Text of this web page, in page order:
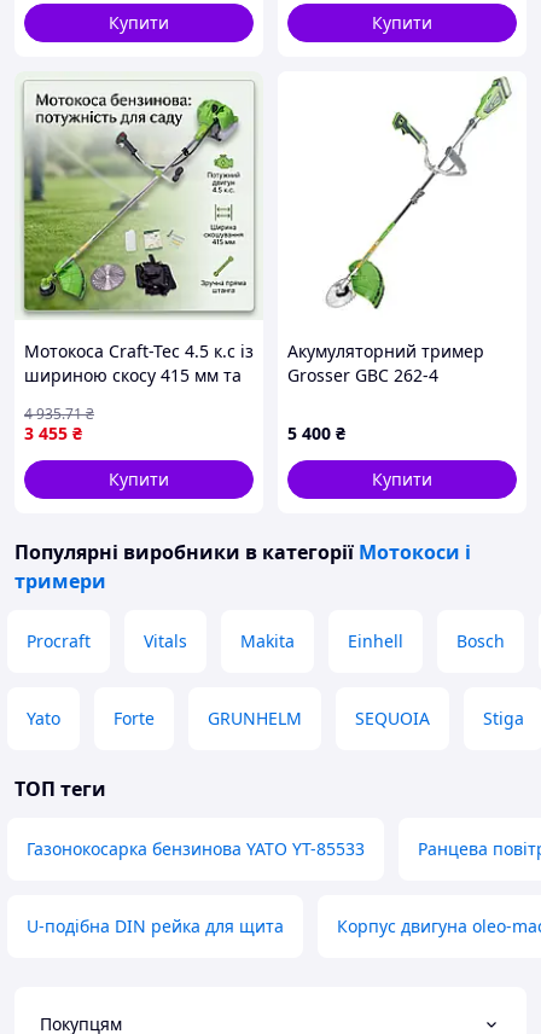
Купити
Купити
Мотокоса Craft-Tec 4.5 к.с із
шириною скосу 415 мм та
9000 об хв для видалення
бур'янів, 52.5 куб см
3 455 ₴
4 935.71₴
Купити
Акумуляторний тример
Grosser GBC 262-4
5 400 ₴
Купити
Популярні виробники в категорії Мотокоси і
тримери
Procraft Vitals Makita Einhell Bosch
Yato Forte GRUNHELM SEQUOIA Stiga
ТОП теги
Газонокосарка бензинова YATO YT-85533 Ранцева
U-подібна DIN рейка для щита Корпус двигуна oleo-
Покупцям